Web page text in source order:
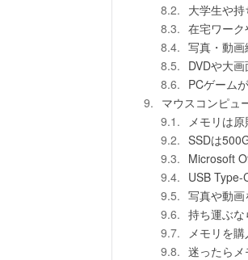
大学生や
在宅ワー
写真・動
DVDや大
PCゲーム
マウスコンピュ
メモリは
SSDは
Microsoft
USB Type-
写真や動
持ち運ぶ
メモリを
迷ったら